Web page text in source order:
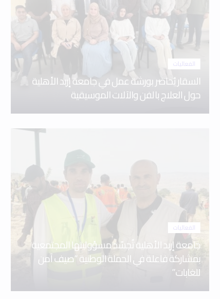
الفعاليات
السقار يُحاضر بورشة عمل في جامعة إربد الأهلية
حول العلاج بالفن والآلات الموسيقية
الفعاليات
جامعة إربد الأهلية تُجسّد مسؤوليتها المجتمعية
بمشاركة فاعلة في الحملة الوطنية “صيف آمن
للغابات”